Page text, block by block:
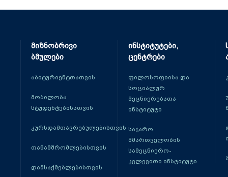
მიზნობრივი
ბმულები
აბიტურიენტთათვის
მობილობა
სტუდენტებისათვის
კურსდამთავრებულებისთვის
თანამშრომლებისთვის
დამსაქმებლებისთვის
ინსტიტუტები,
ცენტრები
ფილოსოფიისა და
სოციალურ
მეცნიერებათა
ინსტიტუტი
საჯარო
მმართველობის
სამეცნიერო-
კვლევითი ინსტიტუტი